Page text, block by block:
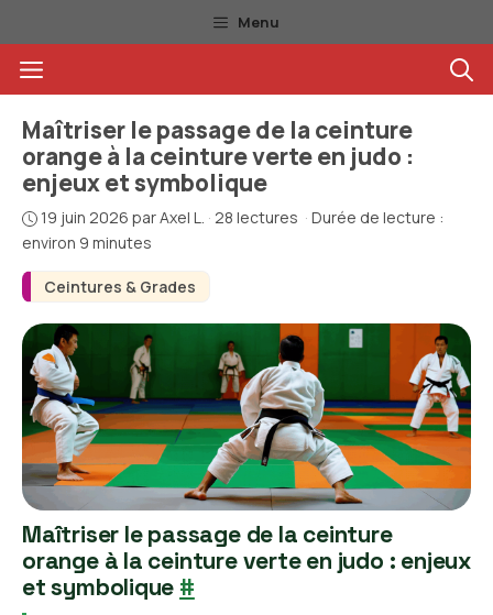
au
contenu
Menu
Menu
Ceintures & Grades
Maîtriser le passage de la ceinture
orange à la ceinture verte en judo :
enjeux et symbolique
19 juin 2026 parAxel L. · 28 lectures · Durée de lecture :
environ 9 minutes
Maîtriser le passage de la ceinture
orange à la ceinture verte en judo : enjeux
et symbolique #